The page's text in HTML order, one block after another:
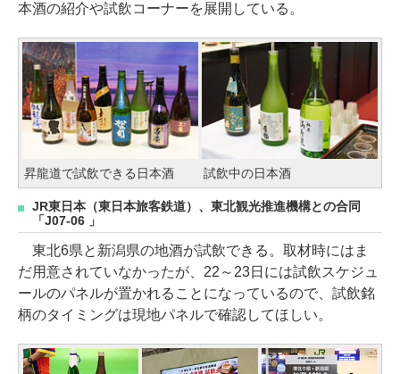
本酒の紹介や試飲コーナーを展開している。
昇龍道で試飲できる日本酒 試飲中の日本酒
JR東日本（東日本旅客鉄道）、東北観光推進機構との合同
「J07-06 」
東北6県と新潟県の地酒が試飲できる。取材時にはま
だ用意されていなかったが、22～23日には試飲スケジュ
ールのパネルが置かれることになっているので、試飲銘
柄のタイミングは現地パネルで確認してほしい。